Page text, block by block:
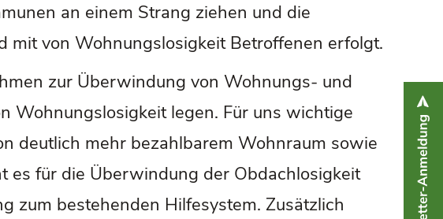
an einem Strang ziehen und die
mit von Wohnungslosigkeit Betroffenen erfolgt.
zur Überwindung von Wohnungs- und
Wohnungslosigkeit legen. Für uns wichtige
deutlich mehr bezahlbarem Wohnraum sowie
es für die Überwindung der Obdachlosigkeit
zum bestehenden Hilfesystem. Zusätzlich